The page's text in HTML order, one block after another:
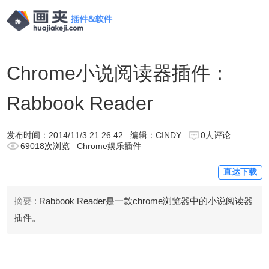
Chrome小说阅读器插件：
Rabbook Reader
发布时间： 2014/11/3 21:26:42 编辑：CINDY
0人评论
69018次浏览
Chrome娱乐插件
直达下载
摘要 : Rabbook Reader是一款chrome浏览器中的小说阅读器
插件。